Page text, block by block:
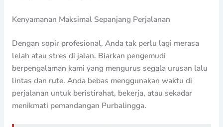
Kenyamanan Maksimal Sepanjang Perjalanan
Dengan sopir profesional, Anda tak perlu lagi merasa
lelah atau stres di jalan. Biarkan pengemudi
berpengalaman kami yang mengurus segala urusan lalu
lintas dan rute. Anda bebas menggunakan waktu di
perjalanan untuk beristirahat, bekerja, atau sekadar
menikmati pemandangan Purbalingga.